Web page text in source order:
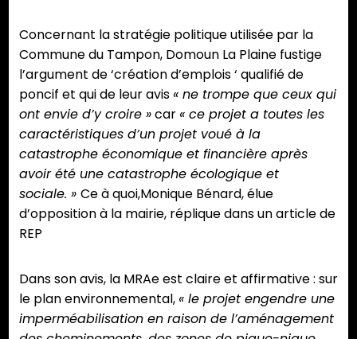
Concernant la stratégie politique utilisée par la
Commune du Tampon, Domoun La Plaine fustige
l’argument de ‘création d’emplois ‘ qualifié de
poncif et qui de leur avis« ne trompe que ceux qui
ont envie d’y croire »car« ce projet a toutes les
caractéristiques d’un projet voué à la
catastrophe économique et financière après
avoir été une catastrophe écologique et
sociale. » Ce à quoi,Monique Bénard, élue
d’opposition à la mairie, réplique dans un article de
REP
Dans son avis, la MRAe est claire et affirmative : sur
le plan environnemental,« le projet engendre une
imperméabilisation en raison de l’aménagement